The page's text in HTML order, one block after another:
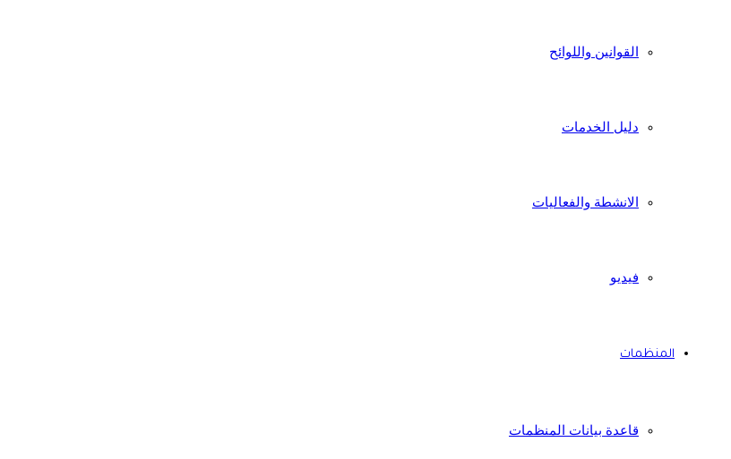
القوانين واللوائح
دليل الخدمات
الانشطة والفعاليات
فيديو
المنظمات
قاعدة بيانات المنظمات